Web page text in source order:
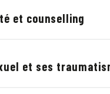
et counselling
et ses